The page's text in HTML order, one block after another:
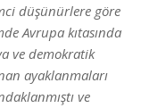
düşünürlere göre
Avrupa kıtasında
ve demokratik
ayaklanmaları
ve